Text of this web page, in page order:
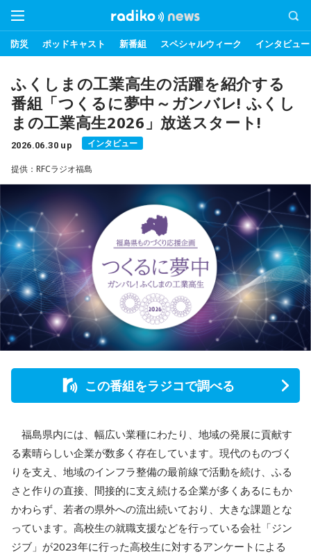
防災 ポッドキャスト 新番組 スペシャルウィーク インタビュー
ふくしまの工業高生の活躍を紹介する
番組「つくるに夢中～ガンバレ! ふくし
まの工業高生2026」放送スタート!
2026.06.30 up インタビュー
提供：RFCラジオ福島
この番組をラジコで調べる
福島県内には、幅広い業種にわたり、地域の発展に貢献す
る素晴らしい企業が数多く存在しています。現代のものづく
りを支え、地域のインフラ整備の最前線で活動を続け、ふる
さと作りの直接、間接的に支え続ける企業が多くあるにもか
かわらず、若者の県外への流出続いており、大きな課題とな
っています。高校生の就職支援などを行っている会社「ジン
ジブ」が2023年に行った高校生に対するアンケートによる